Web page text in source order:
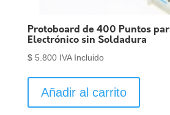
Protoboard de 400 Puntos
Electrónico sin Soldadura
$5.800 IVA Incluido
Añadir al carrito